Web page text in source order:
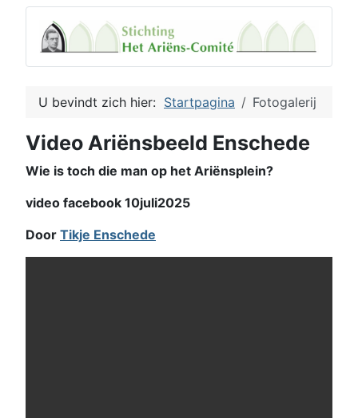
U bevindt zich hier: Startpagina Fotogalerij
Video Ariënsbeeld Enschede
Wie is toch die man op het Ariënsplein?
video facebook 10juli2025
Door Tikje Enschede